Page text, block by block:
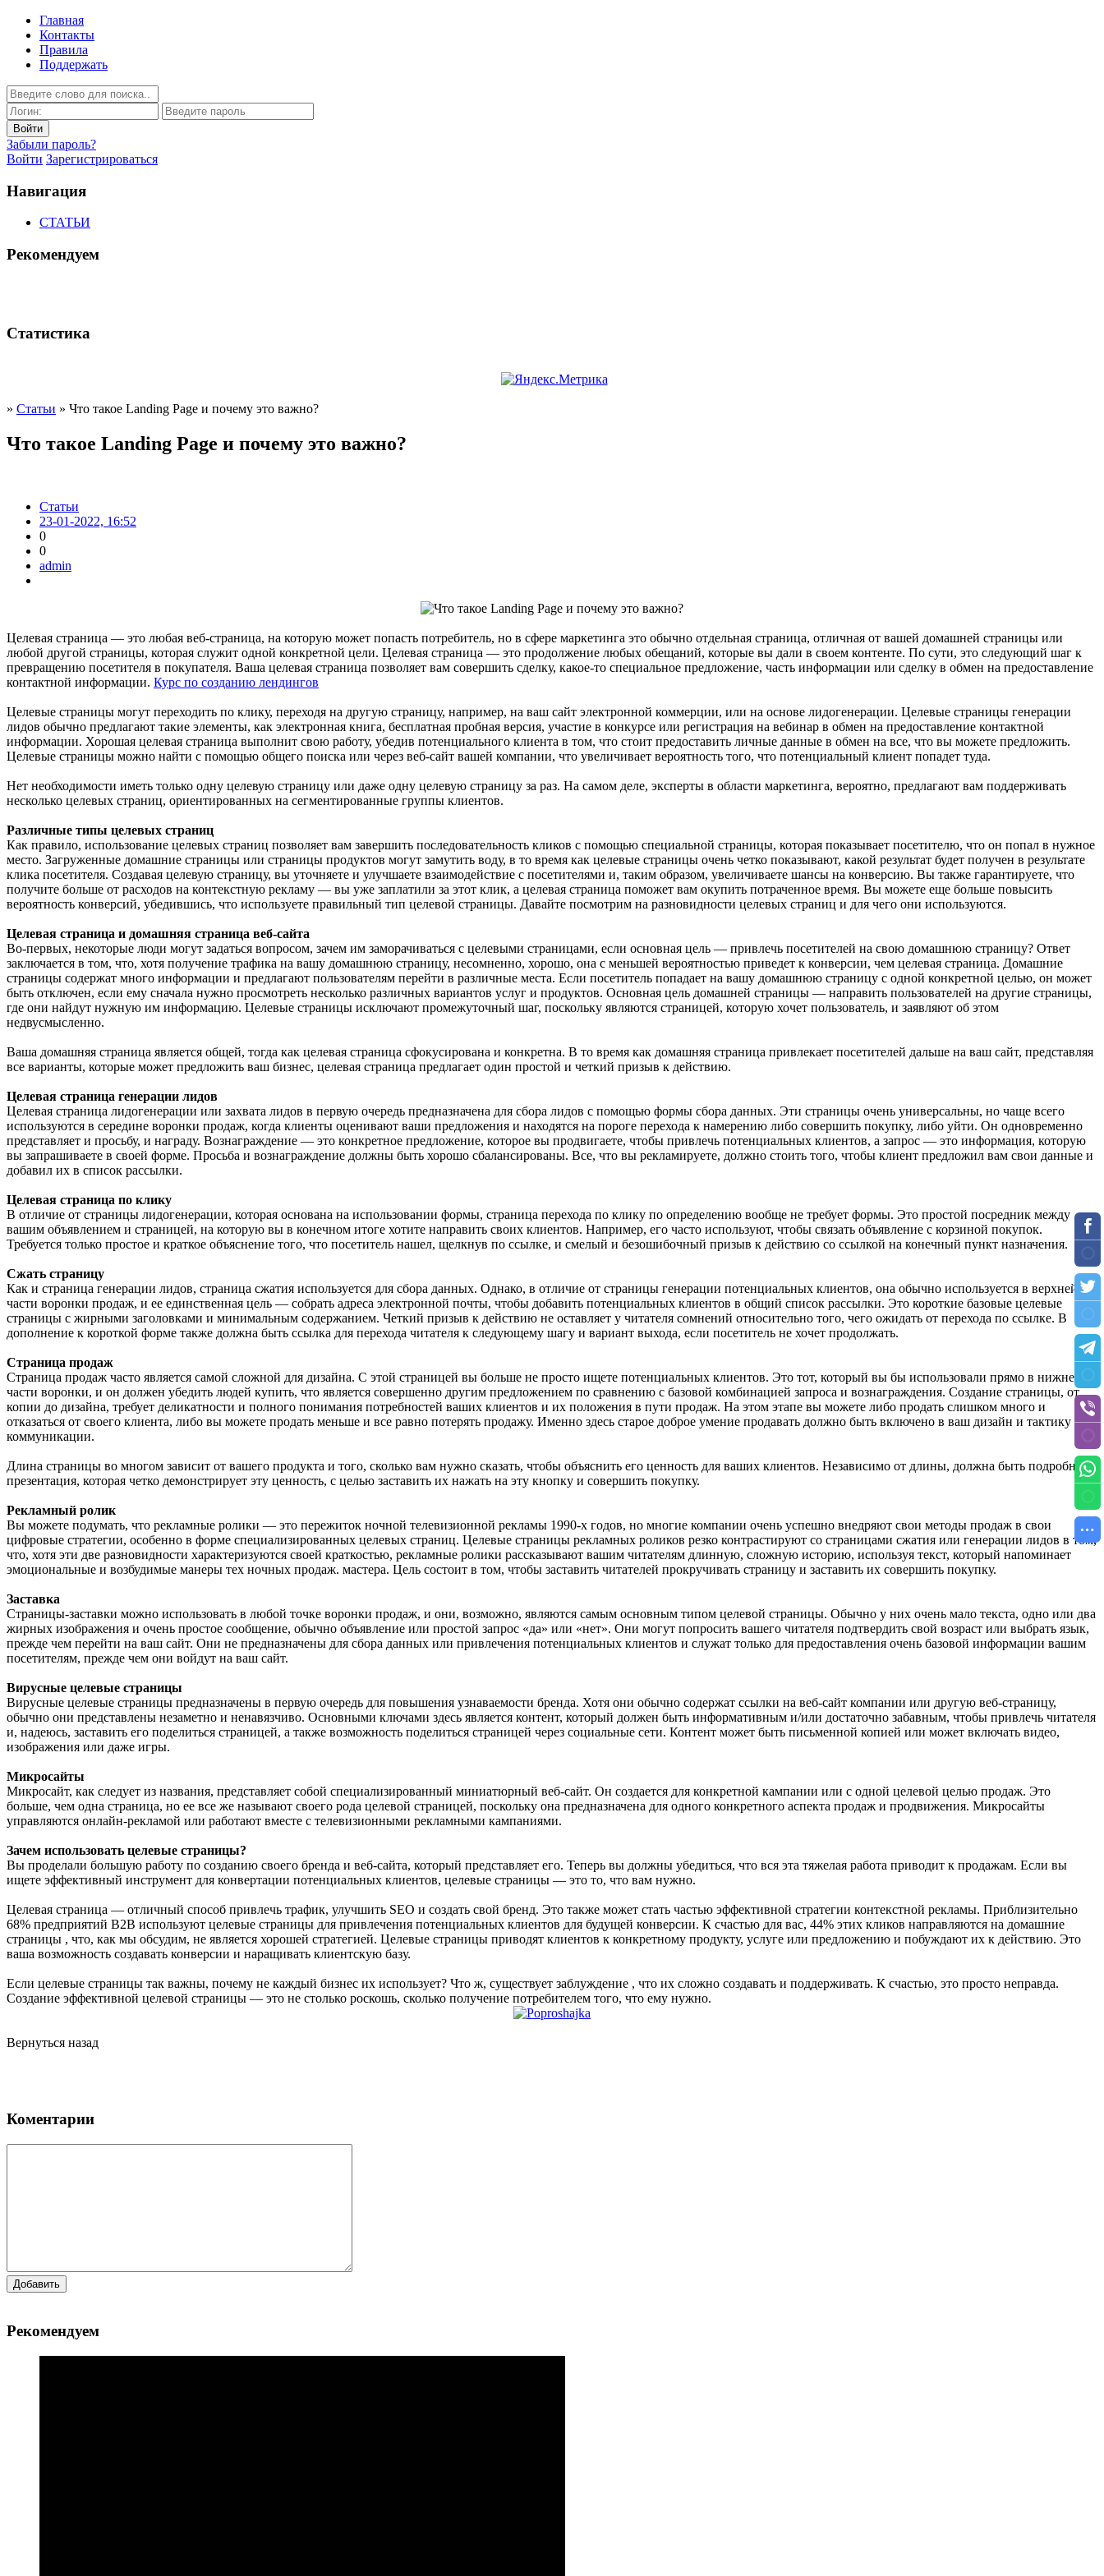
Главная
Контакты
Правила
Поддержать
Забыли пароль?
Войти Зарегистрироваться
Навигация
СТАТЬИ
Рекомендуем
Статистика
» Статьи » Что такое Landing Page и почему это важно?
Что такое Landing Page и почему это важно?
Статьи
23-01-2022, 16:52
0
0
admin
Целевая страница — это любая веб-страница, на которую может попасть потребитель, но в сфере маркетинга это обычно отдельная страница, отличная от вашей домашней страницы или
любой другой страницы, которая служит одной конкретной цели. Целевая страница — это продолжение любых обещаний, которые вы дали в своем контенте. По сути, это следующий шаг к
превращению посетителя в покупателя. Ваша целевая страница позволяет вам совершить сделку, какое-то специальное предложение, часть информации или сделку в обмен на предоставление
контактной информации. Курс по созданию лендингов
Целевые страницы могут переходить по клику, переходя на другую страницу, например, на ваш сайт электронной коммерции, или на основе лидогенерации. Целевые страницы генерации
лидов обычно предлагают такие элементы, как электронная книга, бесплатная пробная версия, участие в конкурсе или регистрация на вебинар в обмен на предоставление контактной
информации. Хорошая целевая страница выполнит свою работу, убедив потенциального клиента в том, что стоит предоставить личные данные в обмен на все, что вы можете предложить.
Целевые страницы можно найти с помощью общего поиска или через веб-сайт вашей компании, что увеличивает вероятность того, что потенциальный клиент попадет туда.
Нет необходимости иметь только одну целевую страницу или даже одну целевую страницу за раз. На самом деле, эксперты в области маркетинга, вероятно, предлагают вам поддерживать
несколько целевых страниц, ориентированных на сегментированные группы клиентов.
Различные типы целевых страниц
Как правило, использование целевых страниц позволяет вам завершить последовательность кликов с помощью специальной страницы, которая показывает посетителю, что он попал в нужное
место. Загруженные домашние страницы или страницы продуктов могут замутить воду, в то время как целевые страницы очень четко показывают, какой результат будет получен в результате
клика посетителя. Создавая целевую страницу, вы уточняете и улучшаете взаимодействие с посетителями и, таким образом, увеличиваете шансы на конверсию. Вы также гарантируете, что
получите больше от расходов на контекстную рекламу — вы уже заплатили за этот клик, а целевая страница поможет вам окупить потраченное время. Вы можете еще больше повысить
вероятность конверсий, убедившись, что используете правильный тип целевой страницы. Давайте посмотрим на разновидности целевых страниц и для чего они используются.
Целевая страница и домашняя страница веб-сайта
Во-первых, некоторые люди могут задаться вопросом, зачем им заморачиваться с целевыми страницами, если основная цель — привлечь посетителей на свою домашнюю страницу? Ответ
заключается в том, что, хотя получение трафика на вашу домашнюю страницу, несомненно, хорошо, она с меньшей вероятностью приведет к конверсии, чем целевая страница. Домашние
страницы содержат много информации и предлагают пользователям перейти в различные места. Если посетитель попадает на вашу домашнюю страницу с одной конкретной целью, он может
быть отключен, если ему сначала нужно просмотреть несколько различных вариантов услуг и продуктов. Основная цель домашней страницы — направить пользователей на другие страницы,
где они найдут нужную им информацию. Целевые страницы исключают промежуточный шаг, поскольку являются страницей, которую хочет пользователь, и заявляют об этом
недвусмысленно.
Ваша домашняя страница является общей, тогда как целевая страница сфокусирована и конкретна. В то время как домашняя страница привлекает посетителей дальше на ваш сайт, представляя
все варианты, которые может предложить ваш бизнес, целевая страница предлагает один простой и четкий призыв к действию.
Целевая страница генерации лидов
Целевая страница лидогенерации или захвата лидов в первую очередь предназначена для сбора лидов с помощью формы сбора данных. Эти страницы очень универсальны, но чаще всего
используются в середине воронки продаж, когда клиенты оценивают ваши предложения и находятся на пороге перехода к намерению либо совершить покупку, либо уйти. Он одновременно
представляет и просьбу, и награду. Вознаграждение — это конкретное предложение, которое вы продвигаете, чтобы привлечь потенциальных клиентов, а запрос — это информация, которую
вы запрашиваете в своей форме. Просьба и вознаграждение должны быть хорошо сбалансированы. Все, что вы рекламируете, должно стоить того, чтобы клиент предложил вам свои данные и
добавил их в список рассылки.
Целевая страница по клику
В отличие от страницы лидогенерации, которая основана на использовании формы, страница перехода по клику по определению вообще не требует формы. Это простой посредник между
вашим объявлением и страницей, на которую вы в конечном итоге хотите направить своих клиентов. Например, его часто используют, чтобы связать объявление с корзиной покупок.
Требуется только простое и краткое объяснение того, что посетитель нашел, щелкнув по ссылке, и смелый и безошибочный призыв к действию со ссылкой на конечный пункт назначения.
Сжать страницу
Как и страница генерации лидов, страница сжатия используется для сбора данных. Однако, в отличие от страницы генерации потенциальных клиентов, она обычно используется в верхней
части воронки продаж, и ее единственная цель — собрать адреса электронной почты, чтобы добавить потенциальных клиентов в общий список рассылки. Это короткие базовые целевые
страницы с жирными заголовками и минимальным содержанием. Четкий призыв к действию не оставляет у читателя сомнений относительно того, чего ожидать от перехода по ссылке. В
дополнение к короткой форме также должна быть ссылка для перехода читателя к следующему шагу и вариант выхода, если посетитель не хочет продолжать.
Страница продаж
Страница продаж часто является самой сложной для дизайна. С этой страницей вы больше не просто ищете потенциальных клиентов. Это тот, который вы бы использовали прямо в нижней
части воронки, и он должен убедить людей купить, что является совершенно другим предложением по сравнению с базовой комбинацией запроса и вознаграждения. Создание страницы, от
копии до дизайна, требует деликатности и полного понимания потребностей ваших клиентов и их положения в пути продаж. На этом этапе вы можете либо продать слишком много и
отказаться от своего клиента, либо вы можете продать меньше и все равно потерять продажу. Именно здесь старое доброе умение продавать должно быть включено в ваш дизайн и тактику
коммуникации.
Длина страницы во многом зависит от вашего продукта и того, сколько вам нужно сказать, чтобы объяснить его ценность для ваших клиентов. Независимо от длины, должна быть подробная
презентация, которая четко демонстрирует эту ценность, с целью заставить их нажать на эту кнопку и совершить покупку.
Рекламный ролик
Вы можете подумать, что рекламные ролики — это пережиток ночной телевизионной рекламы 1990-х годов, но многие компании очень успешно внедряют свои методы продаж в свои
цифровые стратегии, особенно в форме специализированных целевых страниц. Целевые страницы рекламных роликов резко контрастируют со страницами сжатия или генерации лидов в том,
что, хотя эти две разновидности характеризуются своей краткостью, рекламные ролики рассказывают вашим читателям длинную, сложную историю, используя текст, который напоминает
эмоциональные и возбудимые манеры тех ночных продаж. мастера. Цель состоит в том, чтобы заставить читателей прокручивать страницу и заставить их совершить покупку.
Заставка
Страницы-заставки можно использовать в любой точке воронки продаж, и они, возможно, являются самым основным типом целевой страницы. Обычно у них очень мало текста, одно или два
жирных изображения и очень простое сообщение, обычно объявление или простой запрос «да» или «нет». Они могут попросить вашего читателя подтвердить свой возраст или выбрать язык,
прежде чем перейти на ваш сайт. Они не предназначены для сбора данных или привлечения потенциальных клиентов и служат только для предоставления очень базовой информации вашим
посетителям, прежде чем они войдут на ваш сайт.
Вирусные целевые страницы
Вирусные целевые страницы предназначены в первую очередь для повышения узнаваемости бренда. Хотя они обычно содержат ссылки на веб-сайт компании или другую веб-страницу,
обычно они представлены незаметно и ненавязчиво. Основными ключами здесь является контент, который должен быть информативным и/или достаточно забавным, чтобы привлечь читателя
и, надеюсь, заставить его поделиться страницей, а также возможность поделиться страницей через социальные сети. Контент может быть письменной копией или может включать видео,
изображения или даже игры.
Микросайты
Микросайт, как следует из названия, представляет собой специализированный миниатюрный веб-сайт. Он создается для конкретной кампании или с одной целевой целью продаж. Это
больше, чем одна страница, но ее все же называют своего рода целевой страницей, поскольку она предназначена для одного конкретного аспекта продаж и продвижения. Микросайты
управляются онлайн-рекламой или работают вместе с телевизионными рекламными кампаниями.
Зачем использовать целевые страницы?
Вы проделали большую работу по созданию своего бренда и веб-сайта, который представляет его. Теперь вы должны убедиться, что вся эта тяжелая работа приводит к продажам. Если вы
ищете эффективный инструмент для конвертации потенциальных клиентов, целевые страницы — это то, что вам нужно.
Целевая страница — отличный способ привлечь трафик, улучшить SEO и создать свой бренд. Это также может стать частью эффективной стратегии контекстной рекламы. Приблизительно
68% предприятий B2B используют целевые страницы для привлечения потенциальных клиентов для будущей конверсии. К счастью для вас, 44% этих кликов направляются на домашние
страницы , что, как мы обсудим, не является хорошей стратегией. Целевые страницы приводят клиентов к конкретному продукту, услуге или предложению и побуждают их к действию. Это
ваша возможность создавать конверсии и наращивать клиентскую базу.
Если целевые страницы так важны, почему не каждый бизнес их использует? Что ж, существует заблуждение , что их сложно создавать и поддерживать. К счастью, это просто неправда.
Создание эффективной целевой страницы — это не столько роскошь, сколько получение потребителем того, что ему нужно.
Вернуться назад
Коментарии
Добавить
Рекомендуем